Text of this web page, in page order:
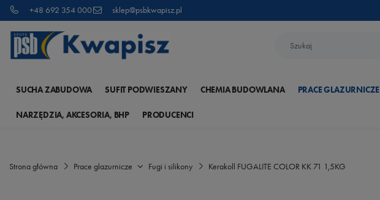
+48 692 354 000 sklep@psbkwapisz.pl
SUCHA ZABUDOWA SUFIT PODWIESZANY CHEMIA BUDOWLANA PRACE GLAZURNICZE
NARZĘDZIA, AKCESORIA, BHP PRODUCENCI
Strona główna Prace glazurnicze Fugi i silikony Kerakoll FUGALITE COLOR KK 71 1,5KG